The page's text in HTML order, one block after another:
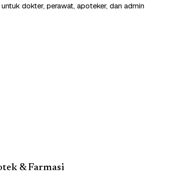
dokter, perawat, apoteker, dan admin
& Farmasi